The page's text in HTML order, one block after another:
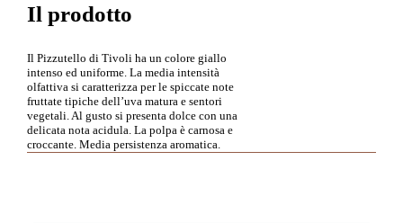
Il prodotto
Il Pizzutello di Tivoli ha un colore giallo
intenso ed uniforme. La media intensità
olfattiva si caratterizza per le spiccate note
fruttate tipiche dell’uva matura e sentori
vegetali. Al gusto si presenta dolce con una
delicata nota acidula. La polpa è carnosa e
croccante. Media persistenza aromatica.